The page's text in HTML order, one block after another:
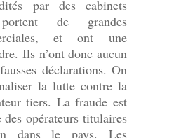
par des cabinets
portent de grandes
et ont une
Ils n’ont donc aucun
déclarations. On
la lutte contre la
tiers. La fraude est
opérateurs titulaires
dans le pays. Les